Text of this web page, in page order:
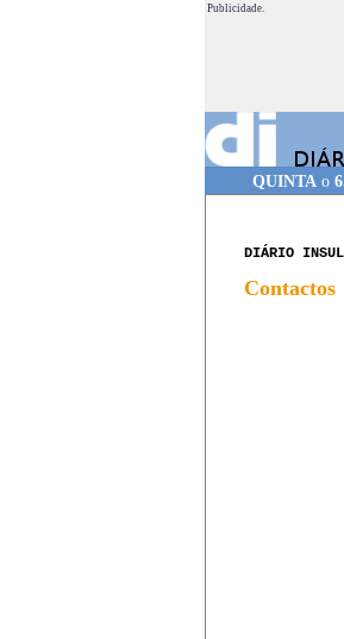
Publicidade.
QUINTA o
DIÁRIO
Contactos